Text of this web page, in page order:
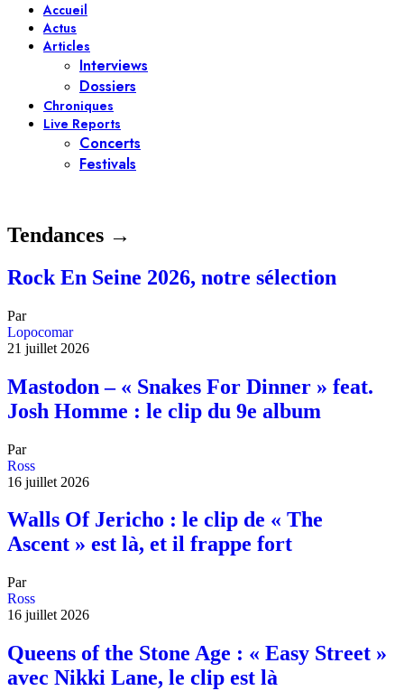
Accueil
Actus
Articles
Interviews
Dossiers
Chroniques
Live Reports
Concerts
Festivals
Tendances →
Rock En Seine 2026, notre sélection
Par
Lopocomar
21 juillet 2026
Mastodon – « Snakes For Dinner » feat.
Josh Homme : le clip du 9e album
Par
Ross
16 juillet 2026
Walls Of Jericho : le clip de « The
Ascent » est là, et il frappe fort
Par
Ross
16 juillet 2026
Queens of the Stone Age : « Easy Street »
avec Nikki Lane, le clip est là